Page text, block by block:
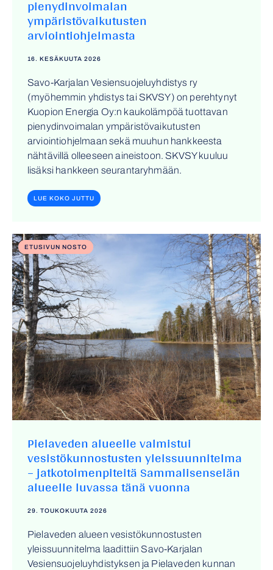
pienydinvoimalan
ympäristövaikutusten
arviointiohjelmasta
16. KESÄKUUTA 2026
Savo-Karjalan Vesiensuojeluyhdistys ry
(myöhemmin yhdistys tai SKVSY) on perehtynyt
Kuopion Energia Oy:n kaukolämpöä tuottavan
pienydinvoimalan ympäristövaikutusten
arviointiohjelmaan sekä muuhun hankkeesta
nähtävillä olleeseen aineistoon. SKVSY kuuluu
lisäksi hankkeen seurantaryhmään.
LUE KOKO JUTTU
ETUSIVUN NOSTO
Pielaveden alueelle valmistui
vesistökunnostusten yleissuunnitelma
– jatkotoimenpiteitä Sammalisenselän
alueelle luvassa tänä vuonna
29. TOUKOKUUTA 2026
Pielaveden alueen vesistökunnostusten
yleissuunnitelma laadittiin Savo-Karjalan
Vesiensuojeluyhdistyksen ja Pielaveden kunnan